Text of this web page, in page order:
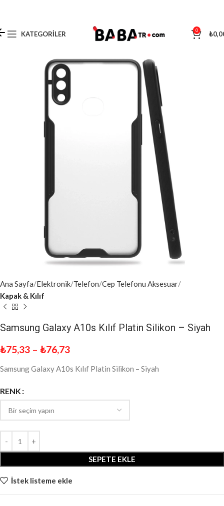
KATEGORILER 0 ₺
Ana Sayfa Elektronik Telefon Cep Telefonu Aksesuar
Kapak & Kılıf
Samsung Galaxy A10s Kılıf Platin Silikon – Siyah
₺75,33 – ₺76,73
Samsung Galaxy A10s Kılıf Platin Silikon – Siyah
RENK
SEPETE EKLE
İstek listeme ekle